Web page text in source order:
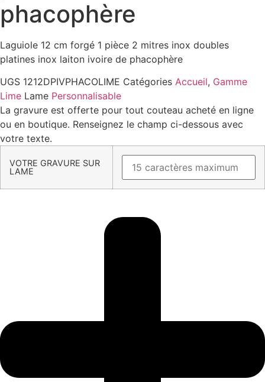
phacophère
Laguiole 12 cm forgé 1 pièce 2 mitres inox doubles
platines inox laiton ivoire de phacophère
UGS 1212DPIVPHACOLIME Catégories Accueil, Gamme
Lime Lame Personnalisable
La gravure est offerte pour tout couteau acheté en ligne
ou en boutique. Renseignez le champ ci-dessous avec
votre texte.
VOTRE GRAVURE SUR
LAME